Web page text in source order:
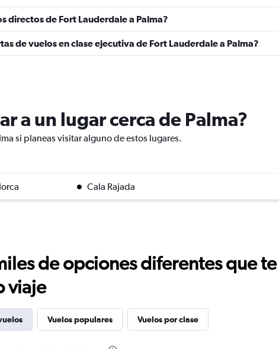
directos de Fort Lauderdale a Palma?
de vuelos en clase ejecutiva de Fort Lauderdale a Palma?
a un lugar cerca de Palma?
si planeas visitar alguno de estos lugares.
Cala Rajada
de opciones diferentes que
viaje
Vuelos populares Vuelos por clase